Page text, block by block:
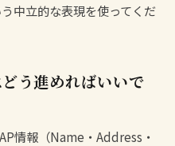
中立的な表現を使ってくだ
う進めればいいで
情報（Name・Address・